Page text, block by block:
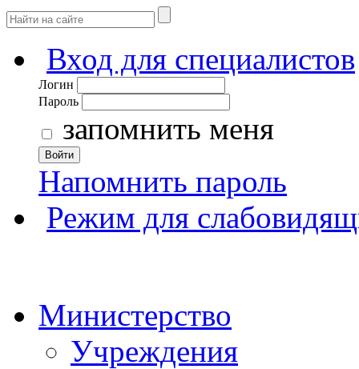
Вход для специалистов
Логин
Пароль
запомнить меня
Войти
Напомнить пароль
Режим для
Министерство
Учреждения